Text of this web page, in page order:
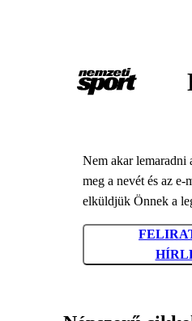
Nem akar
meg a nevét és az e-
elküldjük Önnek a